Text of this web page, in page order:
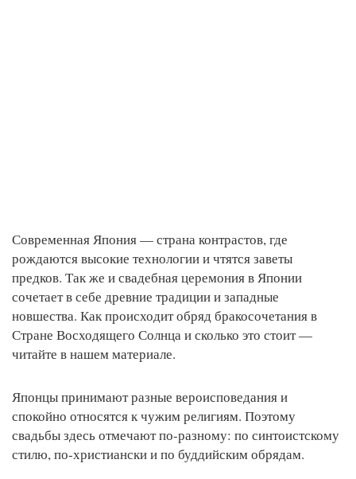
Современная Япония — страна контрастов, где
рождаются высокие технологии и чтятся заветы
предков. Так же и свадебная церемония в Японии
сочетает в себе древние традиции и западные
новшества. Как происходит обряд бракосочетания в
Стране Восходящего Солнца и сколько это стоит —
читайте в нашем материале.
Японцы принимают разные вероисповедания и
спокойно относятся к чужим религиям. Поэтому
свадьбы здесь отмечают по-разному: по синтоистскому
стилю, по-христиански и по буддийским обрядам.